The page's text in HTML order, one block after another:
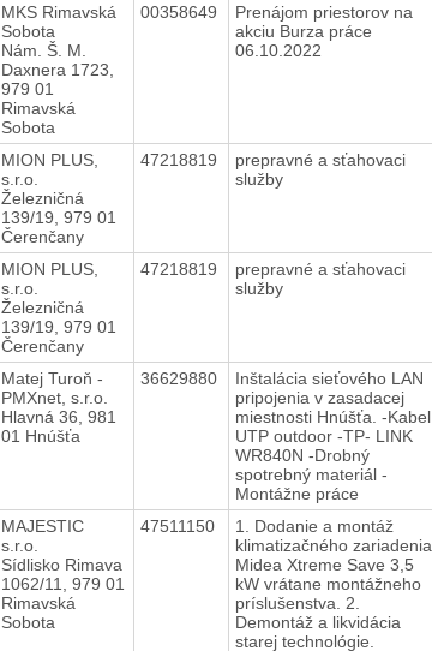
MKS Rimavská
Sobota
Nám. Š. M.
Daxnera 1723,
979 01
Rimavská
Sobota
00358649
Prenájom priestorov na
akciu Burza práce
06.10.2022
MION PLUS,
s.r.o.
Železničná
139/19, 979 01
Čerenčany
47218819
prepravné a sťahovaci
služby
MION PLUS,
s.r.o.
Železničná
139/19, 979 01
Čerenčany
47218819
prepravné a sťahovaci
služby
Matej Turoň -
PMXnet, s.r.o.
Hlavná 36, 981
01 Hnúšťa
36629880
Inštalácia sieťového LAN
pripojenia v zasadacej
miestnosti Hnúšťa. -Kabel
UTP outdoor -TP- LINK
WR840N -Drobný
spotrebný materiál -
Montážne práce
MAJESTIC
s.r.o.
Sídlisko Rimava
1062/11, 979 01
Rimavská
Sobota
47511150
1. Dodanie a montáž
klimatizačného zariadenia
Midea Xtreme Save 3,5
kW vrátane montážneho
príslušenstva. 2.
Demontáž a likvidácia
starej technológie.